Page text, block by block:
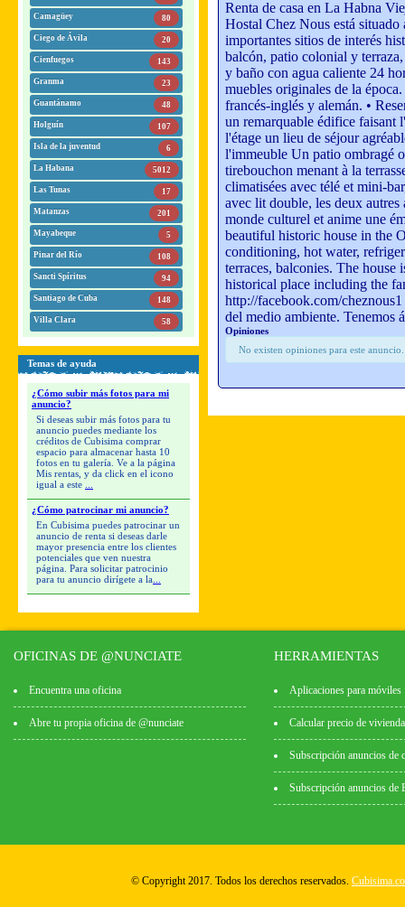
80
Camagüey
20
Ciego de Ávila
143
Cienfuegos
23
Granma
48
Guantánamo
107
Holguín
6
Isla de la juventud
5012
La Habana
17
Las Tunas
201
Matanzas
5
Mayabeque
108
Pinar del Río
94
Sancti Spíritus
148
Santiago de Cuba
58
Villa Clara
Temas de ayuda
¿Cómo subir más fotos para mi
anuncio?
Si deseas subir más fotos para tu
anuncio puedes mediante los
créditos de Cubisima comprar
espacio para almacenar hasta 10
fotos en tu galería. Ve a la página
Mis rentas, y da click en el icono
igual a este
¿Cómo patrocinar mi anuncio?
En Cubisima puedes patrocinar un
anuncio de renta si deseas darle
mayor presencia entre los clientes
potenciales que ven nuestra
página. Para solicitar patrocinio
para tu anuncio dirígete a la
Renta de casa en La Habna
Hostal Chez Nous está
importantes sitios de interés
balcón, patio colonial y
y baño con agua caliente 24
muebles originales de la
francés-inglés y alemán. •
un remarquable édifice faisant
l'étage un lieu de séjour
l'immeuble Un patio ombragé
tirebouchon menant à la
climatisées avec télé et mini-
avec lit double, les deux
monde culturel et anime une
beautiful historic house in the
conditioning, hot water,
terraces, balconies. The
historical place including the
http://facebook.com/
del medio ambiente. Tenemos
Opiniones
No existen opiniones para este
OFICINAS DE @NUNCIATE
Encuentra una oficina
Abre tu propia oficina de @nunciate
HERRAMIENTAS
Aplicaciones para móviles
Calcular precio de vivienda
Subscripción anuncios de
Subscripción anuncios de
© Copyright 2017. Todos los derechos reservados.